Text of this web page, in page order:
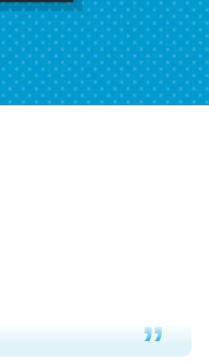
だろうなと凄く思
勧め。自分はこの流
ズ・ヌートバー